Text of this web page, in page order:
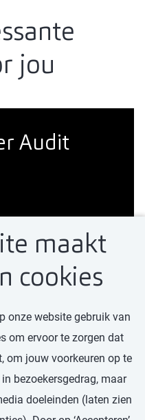
maakt
cookies
onze website gebruik van
om ervoor te zorgen dat
om jouw voorkeuren op te
bezoekersgedrag, maar
doeleinden (laten zien
jou
Audit